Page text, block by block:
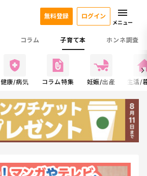
コラム 子育て本 ホンネ調査
無料登録 ログイン
メニュー
健康/病気 コラム特集 妊娠/出産 生活/